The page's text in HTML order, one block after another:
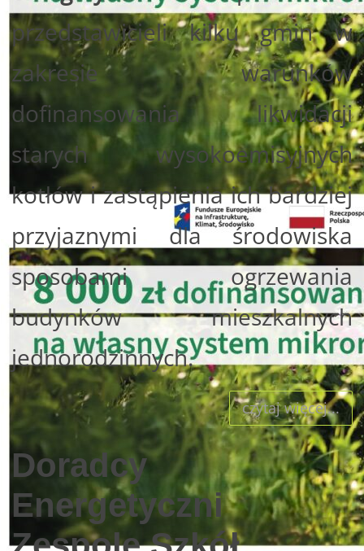
przedstawicieli kilku gmin w
zakresie warunków
dofinansowania likwidacji
starych wysokoemisyjnych
kotłów i zastąpienia ich bardziej
przyjaznymi dla środowiska
sposobami ogrzewania
budynków mieszkalnych
jednorodzinnych.
czytaj więcej...
Doradcy
Energetyczni